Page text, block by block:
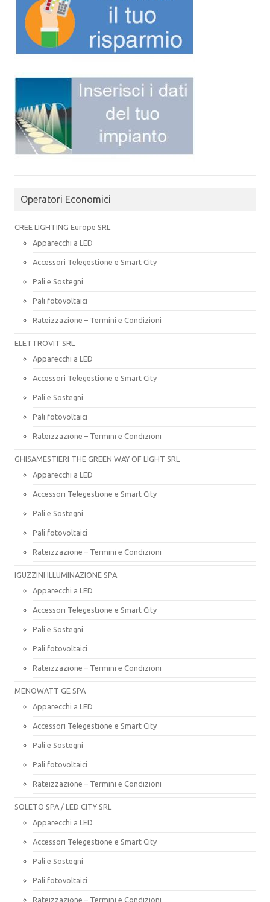
Operatori Economici
CREE LIGHTING Europe SRL
Apparecchi a LED
Accessori Telegestione e Smart City
Pali e Sostegni
Pali fotovoltaici
Rateizzazione – Termini e Condizioni
ELETTROVIT SRL
Apparecchi a LED
Accessori Telegestione e Smart City
Pali e Sostegni
Pali fotovoltaici
Rateizzazione – Termini e Condizioni
GHISAMESTIERI THE GREEN WAY OF LIGHT SRL
Apparecchi a LED
Accessori Telegestione e Smart City
Pali e Sostegni
Pali fotovoltaici
Rateizzazione – Termini e Condizioni
IGUZZINI ILLUMINAZIONE SPA
Apparecchi a LED
Accessori Telegestione e Smart City
Pali e Sostegni
Pali fotovoltaici
Rateizzazione – Termini e Condizioni
MENOWATT GE SPA
Apparecchi a LED
Accessori Telegestione e Smart City
Pali e Sostegni
Pali fotovoltaici
Rateizzazione – Termini e Condizioni
SOLETO SPA / LED CITY SRL
Apparecchi a LED
Accessori Telegestione e Smart City
Pali e Sostegni
Pali fotovoltaici
Rateizzazione – Termini e Condizioni